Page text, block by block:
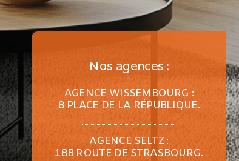
Nos agences :
AGENCE WISSEMBOURG :
8 PLACE DE LA RÉPUBLIQUE.
AGENCE SELTZ :
18B ROUTE DE STRASBOURG.